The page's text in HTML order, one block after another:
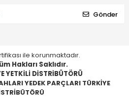
Gönder
ile korunmaktadır.
Hakları Saklıdır.
YETKİLİ DİSTRİBÜTÖRÜ
YEDEK PARÇLARI TÜRKİYE